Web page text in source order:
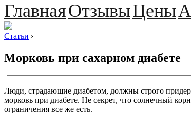
ГлавнаяОтзывыЦены
Статьи ›
Морковь при сахарном диабете
Люди, страдающие диабетом, должны строго
морковь при диабете. Не секрет, что солнечный
ограничения все же есть.